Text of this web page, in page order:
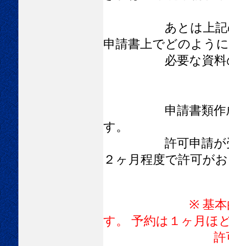
あとは上記の許
申請書上でどのよう
必要な資料の収
申請書類作成後
す。
許可申請が受理
２ヶ月程度で許可が
※ 基本的
す。 予約は１ヶ月ほ
許可申請をお